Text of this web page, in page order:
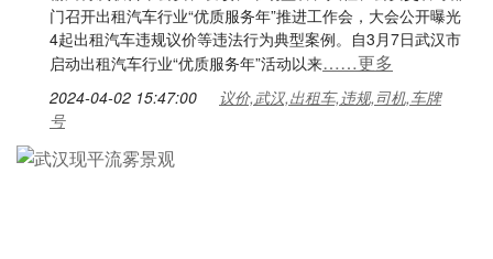
门召开出租汽车行业“优质服务年”推进工作会，大会公开曝光
4起出租汽车违规议价等违法行为典型案例。自3月7日武汉市
启动出租汽车行业“优质服务年”活动以来……更多
2024-04-02 15:47:00
议价,武汉,出租车,违规,司机,车牌
号